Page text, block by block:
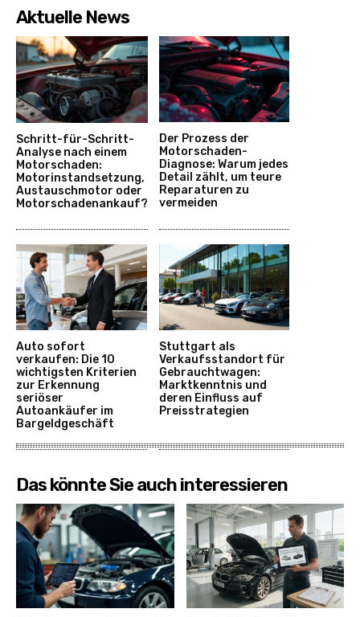
Aktuelle News
Schritt-für-Schritt-
Analyse nach einem
Motorschaden:
Motorinstandsetzung,
Austauschmotor oder
Motorschadenankauf?
Der Prozess der
Motorschaden-
Diagnose: Warum jedes
Detail zählt, um teure
Reparaturen zu
vermeiden
Auto sofort
verkaufen: Die 10
wichtigsten Kriterien
zur Erkennung
seriöser
Autoankäufer im
Bargeldgeschäft
Stuttgart als
Verkaufsstandort für
Gebrauchtwagen:
Marktkenntnis und
deren Einfluss auf
Preisstrategien
Das könnte Sie auch interessieren